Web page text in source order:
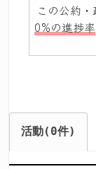
この公約・
0%の進捗率
活動(0件)